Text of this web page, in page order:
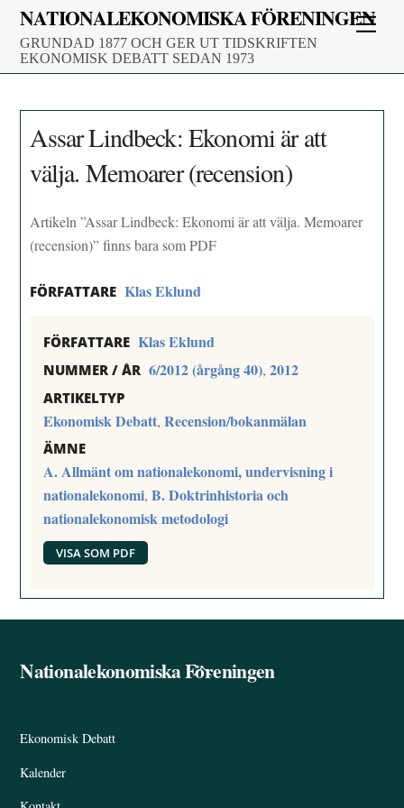
Skip
content
NATIONALEKONOMISKA FÖRENINGEN
GRUNDAD 1877 OCH GER UT TIDSKRIFTEN
EKONOMISK DEBATT SEDAN 1973
Assar Lindbeck: Ekonomi är att
välja. Memoarer (recension)
Artikeln ”Assar Lindbeck: Ekonomi är att välja. Memoarer
(recension)” finns bara som PDF
FÖRFATTARE Klas Eklund
FÖRFATTARE Klas Eklund
NUMMER / ÅR 6/2012 (årgång 40),2012
ARTIKELTYP
Ekonomisk Debatt,Recension/bokanmälan
ÄMNE
A. Allmänt om nationalekonomi, undervisning i
nationalekonomi,B. Doktrinhistoria och
nationalekonomisk metodologi
VISA SOM PDF
Back
Nationalekonomiska Föreningen
Ekonomisk Debatt
Kalender